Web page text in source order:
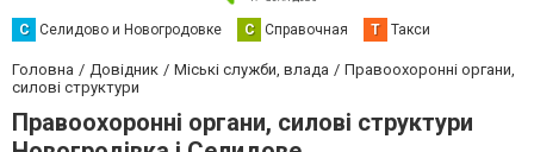
С Селидово и Новогродовке С Справочная Т Такси
Головна Довідник Міські служби, влада
Правоохоронні органи,
силові структури
Правоохоронні органи, силові структури